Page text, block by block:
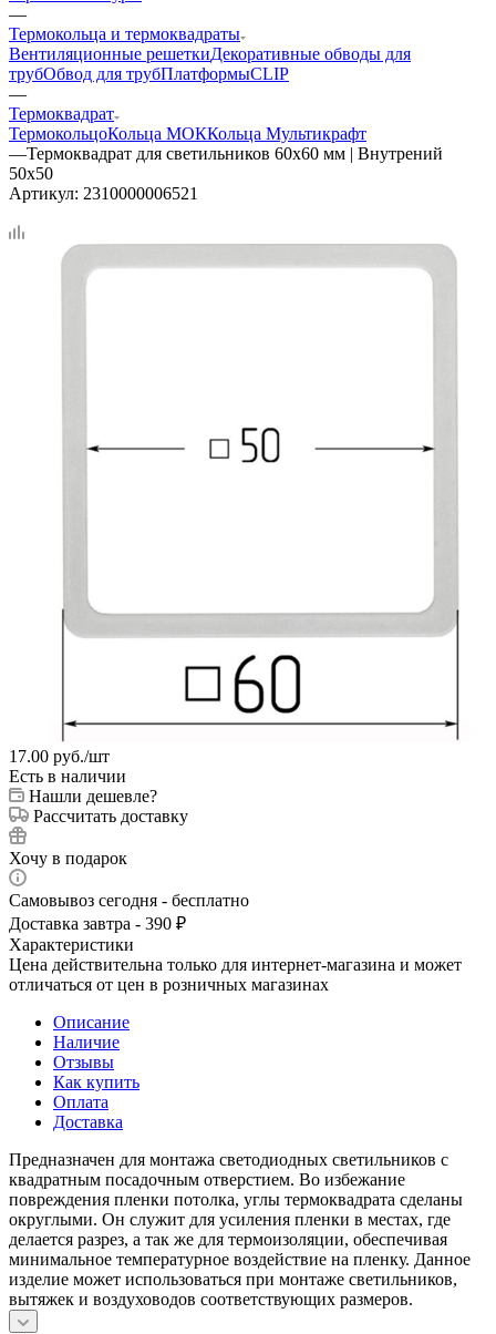
—
Термокольца и термоквадраты
Вентиляционные решеткиДекоративные обводы для
трубОбвод для трубПлатформыCLIP
—
Термоквадрат
ТермокольцоКольца МОККольца Мультикрафт
—Термоквадрат для светильников 60х60 мм | Внутрений
50х50
Артикул: 2310000006521
17.00 руб./шт
Есть в наличии
Нашли дешевле?
Рассчитать доставку
Хочу в подарок
Самовывоз сегодня - бесплатно
Доставка завтра - 390 ₽
Характеристики
Цена действительна только для интернет-магазина и может
отличаться от цен в розничных магазинах
Описание
Наличие
Отзывы
Как купить
Оплата
Доставка
Предназначен для монтажа светодиодных светильников с
квадратным посадочным отверстием. Во избежание
повреждения пленки потолка, углы термоквадрата сделаны
округлыми. Он служит для усиления пленки в местах, где
делается разрез, а так же для термоизоляции, обеспечивая
минимальное температурное воздействие на пленку. Данное
изделие может использоваться при монтаже светильников,
вытяжек и воздуховодов соответствующих размеров.